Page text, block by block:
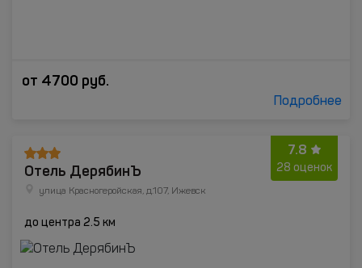
от 4700 руб.
Подробнее
7.8
28 оценок
Отель ДерябинЪ
улица Красногеройская, д.107, Ижевск
до центра 2.5 км